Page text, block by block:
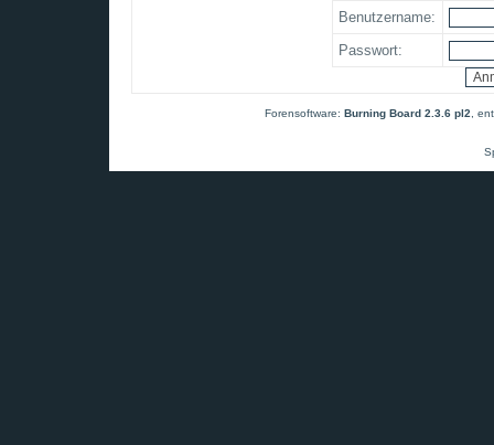
Benutzername:
Passwort:
Forensoftware: Burning Board 2.3.6 pl2 ,